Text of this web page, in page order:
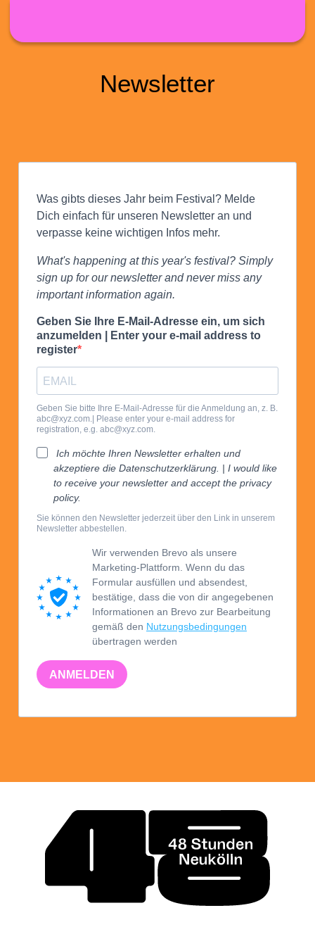
Newsletter
Was gibts dieses Jahr beim Festival? Melde
Dich einfach für unseren Newsletter an und
verpasse keine wichtigen Infos mehr.
What's happening at this year's festival? Simply
sign up for our newsletter and never miss any
important information again.
Geben Sie Ihre E-Mail-Adresse ein, um sich
anzumelden | Enter your e-mail address to
register
Geben Sie bitte Ihre E-Mail-Adresse für die Anmeldung an, z. B.
abc@xyz.com.| Please enter your e-mail address for
registration, e.g. abc@xyz.com.
Ich möchte Ihren Newsletter erhalten und
akzeptiere die Datenschutzerklärung. | I would like
to receive your newsletter and accept the privacy
policy.
Sie können den Newsletter jederzeit über den Link in unserem
Newsletter abbestellen.
Wir verwenden Brevo als unsere
Marketing-Plattform. Wenn du das
Formular ausfüllen und absendest,
bestätige, dass die von dir angegebenen
Informationen an Brevo zur Bearbeitung
gemäß den Nutzungsbedingungen
übertragen werden
ANMELDEN